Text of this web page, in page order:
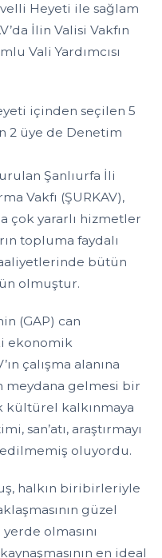
Heyeti ile sağlam
İlin Valisi Vakfın
Vali Yardımcısı
içinden seçilen 5
2 üye de Denetim
Şanlıurfa İli
Vakfı (ŞURKAV),
çok yararlı hizmetler
topluma faydalı
faaliyetlerinde bütün
olmuştur.
(GAP) can
ekonomik
çalışma alanına
gelmesi bir
kültürel kalkınmaya
san’atı, araştırmayı
oluyordu.
halkın biribirleriyle
güzel
olmasını
en ideal